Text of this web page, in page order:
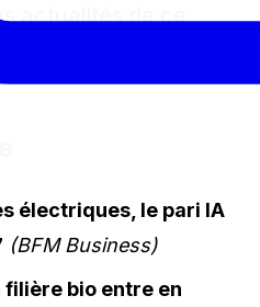
actualités de ce
électriques, le pari IA
(BFM Business)
filière bio entre en